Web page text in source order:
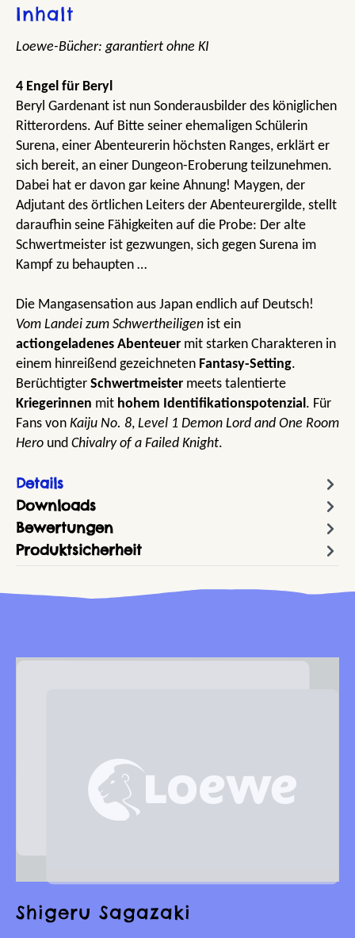
Inhalt
Loewe-Bücher: garantiert ohne KI
4 Engel für Beryl
Beryl Gardenant ist nun Sonderausbilder des königlichen
Ritterordens. Auf Bitte seiner ehemaligen Schülerin
Surena, einer Abenteurerin höchsten Ranges, erklärt er
sich bereit, an einer Dungeon-Eroberung teilzunehmen.
Dabei hat er davon gar keine Ahnung! Maygen, der
Adjutant des örtlichen Leiters der Abenteurergilde, stellt
daraufhin seine Fähigkeiten auf die Probe: Der alte
Schwertmeister ist gezwungen, sich gegen Surena im
Kampf zu behaupten …
Die Mangasensation aus Japan endlich auf Deutsch!
Vom Landei zum Schwertheiligen ist ein
actiongeladenes Abenteuer mit starken Charakteren in
einem hinreißend gezeichneten Fantasy-Setting.
Berüchtigter Schwertmeister meets talentierte
Kriegerinnen mit hohem Identifikationspotenzial. Für
Fans von Kaiju No. 8, Level 1 Demon Lord and One Room
Hero und Chivalry of a Failed Knight.
Details
Downloads
Bewertungen
Produktsicherheit
Shigeru Sagazaki